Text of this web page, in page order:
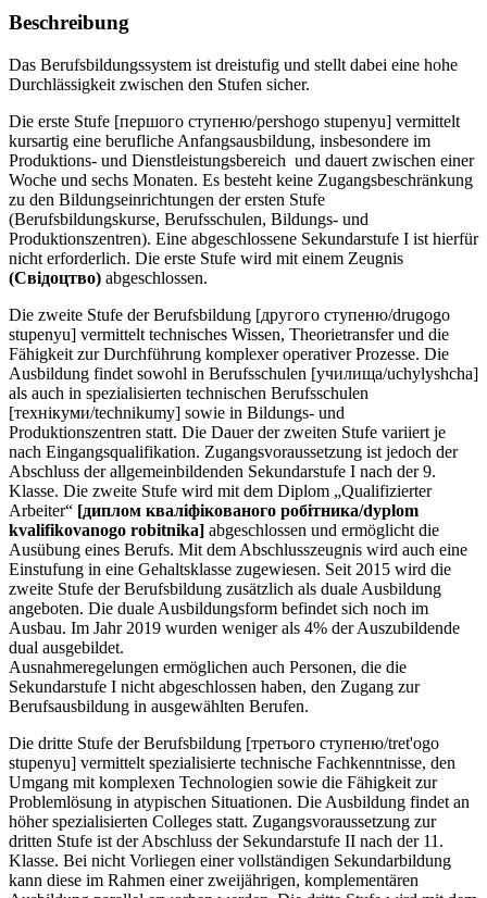
Beschreibung
Das Berufsbildungssystem ist dreistufig und stellt dabei eine hohe
Durchlässigkeit zwischen den Stufen sicher.
Die erste Stufe [першого ступеню/pershogo stupenyu] vermittelt
kursartig eine berufliche Anfangsausbildung, insbesondere im
Produktions- und Dienstleistungsbereich und dauert zwischen einer
Woche und sechs Monaten. Es besteht keine Zugangsbeschränkung
zu den Bildungseinrichtungen der ersten Stufe
(Berufsbildungskurse, Berufsschulen, Bildungs- und
Produktionszentren). Eine abgeschlossene Sekundarstufe I ist hierfür
nicht erforderlich. Die erste Stufe wird mit einem Zeugnis
(Свiдоцтво) abgeschlossen.
Die zweite Stufe der Berufsbildung [другого ступеню/drugogo
stupenyu] vermittelt technisches Wissen, Theorietransfer und die
Fähigkeit zur Durchführung komplexer operativer Prozesse. Die
Ausbildung findet sowohl in Berufsschulen [училища/uchylyshcha]
als auch in spezialisierten technischen Berufsschulen
[технікуми/technikumy] sowie in Bildungs- und
Produktionszentren statt. Die Dauer der zweiten Stufe variiert je
nach Eingangsqualifikation. Zugangsvoraussetzung ist jedoch der
Abschluss der allgemeinbildenden Sekundarstufe I nach der 9.
Klasse. Die zweite Stufe wird mit dem Diplom „Qualifizierter
Arbeiter“ [диплом кваліфікованого робітника/dyplom
kvalifikovanogo robitnika] abgeschlossen und ermöglicht die
Ausübung eines Berufs. Mit dem Abschlusszeugnis wird auch eine
Einstufung in eine Gehaltsklasse zugewiesen. Seit 2015 wird die
zweite Stufe der Berufsbildung zusätzlich als duale Ausbildung
angeboten. Die duale Ausbildungsform befindet sich noch im
Ausbau. Im Jahr 2019 wurden weniger als 4% der Auszubildende
dual ausgebildet.
Ausnahmeregelungen ermöglichen auch Personen, die die
Sekundarstufe I nicht abgeschlossen haben, den Zugang zur
Berufsausbildung in ausgewählten Berufen.
Die dritte Stufe der Berufsbildung [третього ступеню/tret'ogo
stupenyu] vermittelt spezialisierte technische Fachkenntnisse, den
Umgang mit komplexen Technologien sowie die Fähigkeit zur
Problemlösung in atypischen Situationen. Die Ausbildung findet an
höher spezialisierten Colleges statt. Zugangsvoraussetzung zur
dritten Stufe ist der Abschluss der Sekundarstufe II nach der 11.
Klasse. Bei nicht Vorliegen einer vollständigen Sekundarbildung
kann diese im Rahmen einer zweijährigen, komplementären